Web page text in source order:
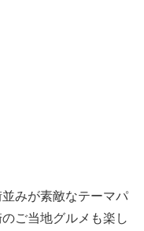
みが素敵なテーマパ
ご当地グルメも楽し